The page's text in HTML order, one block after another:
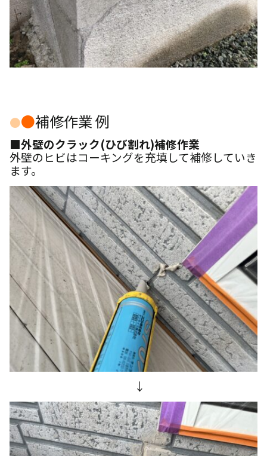
●●補修作業 例
■外壁のクラック(ひび割れ)補修作業
外壁のヒビはコーキングを充填して補修していき
ます。
↓